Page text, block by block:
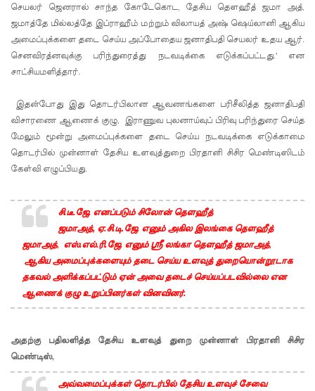
னை
கைது
சர்வதேச
பொலிஸா
ருடன்
இணைந்
நடவடிக்
கை!
கான
உலக
செயலர் ஜெனரால் சாந்த கோடேகொட
தேசிய தெளஹீத் ஜமா அத்
ஜமாத்தே மில்லத்தே இப்ராஹீம் மற்றும் விலாயத் அஷ் ஷெய்லானி ஆகிய
அமைப்புக்களை தடை செய்ய அப்போதைய ஜனாதிபதி செயலர் உதய ஆர்.
செனவிரத்னவுக்கு பரிந்துரைத்து நடவடிக்கை எடுக்கப்பட்டது.' என
சாட்சியமளித்தார்.
இதன்போது இது தொடர்பிலான ஆவணங்களை பரிசீலித்த ஜனாதிபதி
விசாரணை ஆணைக் குழு,
இராணுவ புலனாய்வுப் பிரிவு பரிந்துரை செய்த
மேலும் மூன்று அமைப்புக்களை தடை செய்ய நடவடிக்கை எடுக்காமை
தொடர்பில் முன்னாள் தேசிய உளவுத்துறை பிரதானி சிசிர மெண்டிஸிடம்
கேள்வி எழுப்பியது.
சி.டீ.ஜே. எனப்படும் சிலோன் தெளஹீத்
ஜமாஅத், ஏ.சி.டி.ஜே. எனும் அகில இலங்கை தெளஹீத்
ஜமாஅத், எஸ்.எல்.ரி.ஜே. எனும் ஸ்ரீ லங்கா தெளஹீத் ஜமாஅத்,
ஆகிய அமைப்புக்களையும் தடை செய்ய உளவுத் துறையொன்றூடாக
தகவல் அளிக்கப்பட்டும் ஏன் அவை தடைச் செய்யப்படவில்லை என
ஆணைக் குழு உறுப்பினர்கள் வினவினர்.
அதற்கு பதிலளித்த தேசிய உளவுத் துறை முன்னாள் பிரதானி சிசிர
மெண்டிஸ்,
அவ்வமைப்புக்கள் தொடர்பில் தேசிய உளவுச் சேவை